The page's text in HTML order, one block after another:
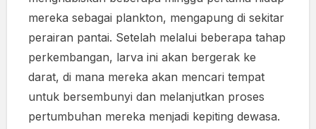
mereka sebagai plankton, mengapung di sekitar
perairan pantai. Setelah melalui beberapa tahap
perkembangan, larva ini akan bergerak ke
darat, di mana mereka akan mencari tempat
untuk bersembunyi dan melanjutkan proses
pertumbuhan mereka menjadi kepiting dewasa.